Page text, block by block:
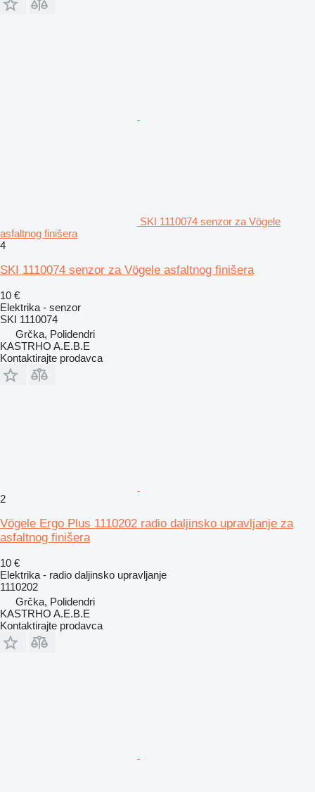
SKI 1110074 senzor za Vögele
asfaltnog finišera
4
SKI 1110074 senzor za Vögele asfaltnog finišera
10 €
Elektrika - senzor
SKI 1110074
Grčka, Polidendri
KASTRHO A.E.B.E
Kontaktirajte prodavca
2
Vögele Ergo Plus 1110202 radio daljinsko upravljanje za
asfaltnog finišera
10 €
Elektrika - radio daljinsko upravljanje
1110202
Grčka, Polidendri
KASTRHO A.E.B.E
Kontaktirajte prodavca